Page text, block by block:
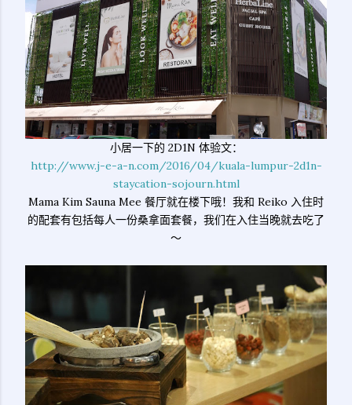
小居一下的 2D1N 体验文：
http://www.j-e-a-n.com/2016/04/kuala-lumpur-2d1n-
staycation-sojourn.html
Mama Kim Sauna Mee 餐厅就在楼下哦！我和 Reiko 入住时
的配套有包括每人一份桑拿面套餐，我们在入住当晚就去吃了
～